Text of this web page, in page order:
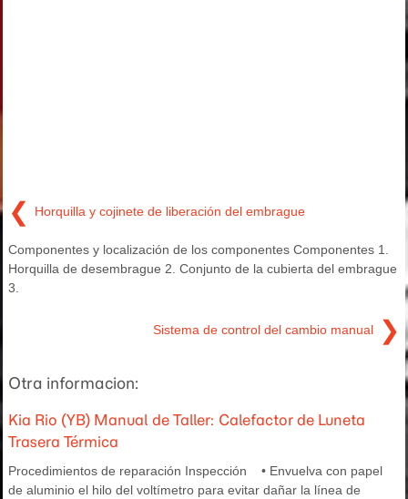
❮ Horquilla y cojinete de liberación del embrague
Componentes y localización de los componentes Componentes 1.
Horquilla de desembrague 2. Conjunto de la cubierta del embrague
3.
Sistema de control del cambio manual ❯
Otra informacion:
Kia Rio (YB) Manual de Taller: Calefactor de Luneta
Trasera Térmica
Procedimientos de reparación Inspección • Envuelva con papel
de aluminio el hilo del voltímetro para evitar dañar la línea de